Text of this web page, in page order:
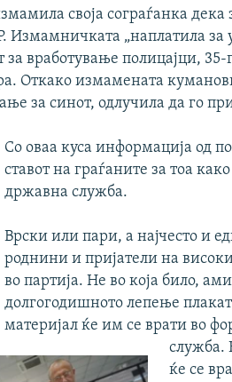
своја сограѓанка
Измамничката „наплатила за
за вработување полицајци,
Откако измамената
за синот, одлучила да го
Со оваа куса информација од
ставот на граѓаните за тоа
државна служба.
Врски или пари, а најчесто и
роднини и пријатели на
во партија. Не во која било,
долгогодишното лепење
материјал ќе им се врати во
служба.
ќе се